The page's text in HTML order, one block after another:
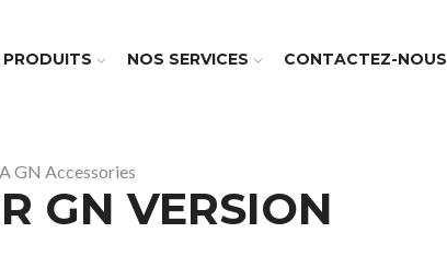
PRODUITS NOS SERVICES CONTACTEZ-NOUS
GN Accessories
GN VERSION